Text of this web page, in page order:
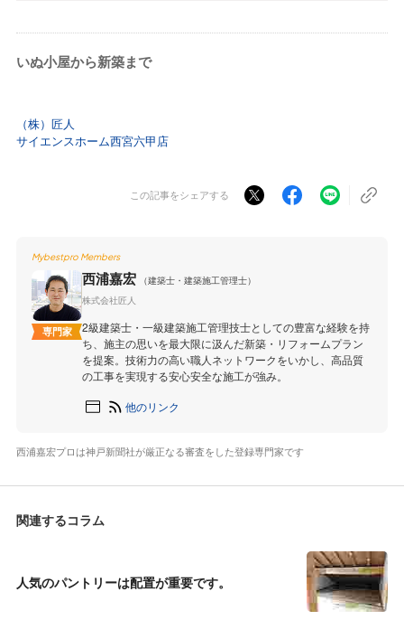
いぬ小屋から新築まで
（株）匠人
サイエンスホーム西宮六甲店
この記事をシェアする
Mybestpro Members
専門家
西浦嘉宏
（建築士・建築施工管理士）
株式会社匠人
2級建築士・一級建築施工管理技士としての豊富な経験を持
ち、施主の思いを最大限に汲んだ新築・リフォームプラン
を提案。技術力の高い職人ネットワークをいかし、高品質
の工事を実現する安心安全な施工が強み。
他のリンク
西浦嘉宏プロは神戸新聞社が厳正なる審査をした登録専門家です
関連するコラム
人気のパントリーは配置が重要です。